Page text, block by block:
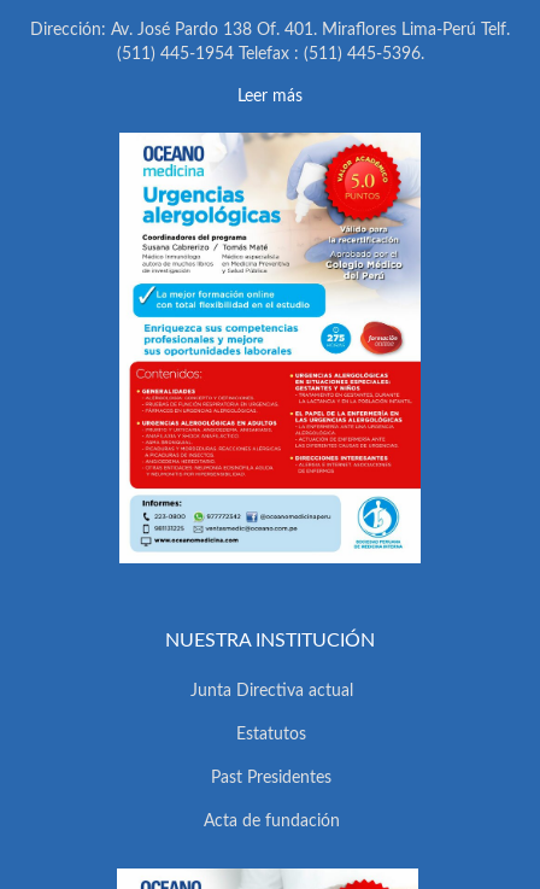
Dirección: Av. José Pardo 138 Of. 401. Miraflores Lima-Perú Telf.
(511) 445-1954 Telefax : (511) 445-5396.
Leer más
NUESTRA INSTITUCIÓN
Junta Directiva actual
Estatutos
Past Presidentes
Acta de fundación